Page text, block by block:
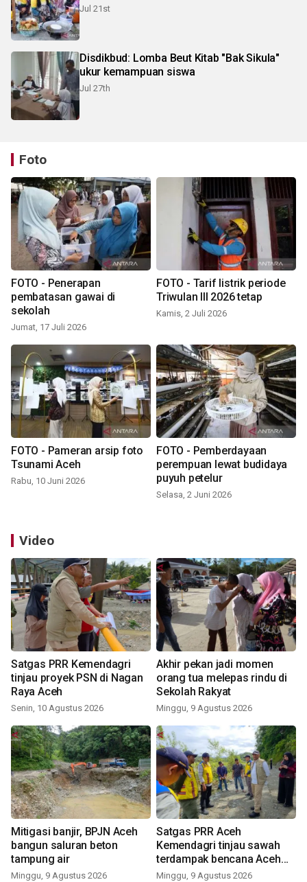
Jul 21st
Disdikbud: Lomba Beut Kitab "Bak Sikula"
ukur kemampuan siswa
Jul 27th
Foto
FOTO - Penerapan
pembatasan gawai di
sekolah
Jumat, 17 Juli 2026
FOTO - Tarif listrik periode
Triwulan III 2026 tetap
Kamis, 2 Juli 2026
FOTO - Pameran arsip foto
Tsunami Aceh
Rabu, 10 Juni 2026
FOTO - Pemberdayaan
perempuan lewat budidaya
puyuh petelur
Selasa, 2 Juni 2026
Video
Satgas PRR Kemendagri
tinjau proyek PSN di Nagan
Raya Aceh
Senin, 10 Agustus 2026
Akhir pekan jadi momen
orang tua melepas rindu di
Sekolah Rakyat
Minggu, 9 Agustus 2026
Mitigasi banjir, BPJN Aceh
bangun saluran beton
tampung air
Minggu, 9 Agustus 2026
Satgas PRR Aceh
Kemendagri tinjau sawah
terdampak bencana Aceh
Barat
Minggu, 9 Agustus 2026